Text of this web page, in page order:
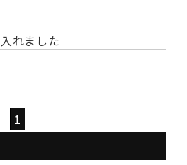
れました
1